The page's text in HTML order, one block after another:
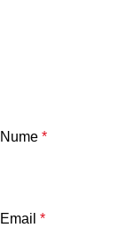
Nume *
Email *